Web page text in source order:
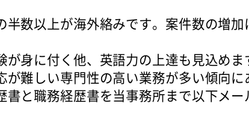
半数以上が海外絡みです。案件数の増
が身に付く他、英語力の上達も見込め
難しい専門性の高い業務が多い傾向に
書と職務経歴書を当事務所まで以下メ